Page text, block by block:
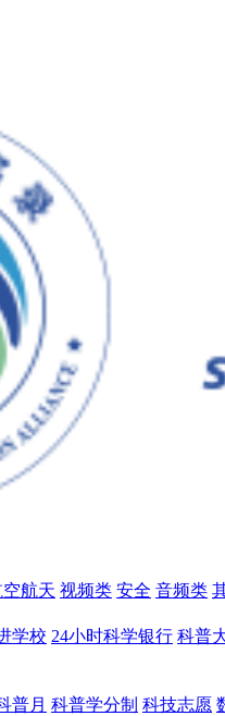
航天 视频类 安全 音频类
学校 24小时科学银行 科普
普月 科普学分制 科技志愿